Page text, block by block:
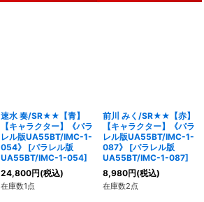
速水 奏/SR★★【青】
【キャラクター】《パラ
レル版UA55BT/IMC-1-
054》
[パラレル版
UA55BT/IMC-1-054]
24,800円(税込)
在庫数1点
前川 みく/SR★★【赤】
【キャラクター】《パラ
レル版UA55BT/IMC-1-
087》
[パラレル版
UA55BT/IMC-1-087]
8,980円(税込)
在庫数2点